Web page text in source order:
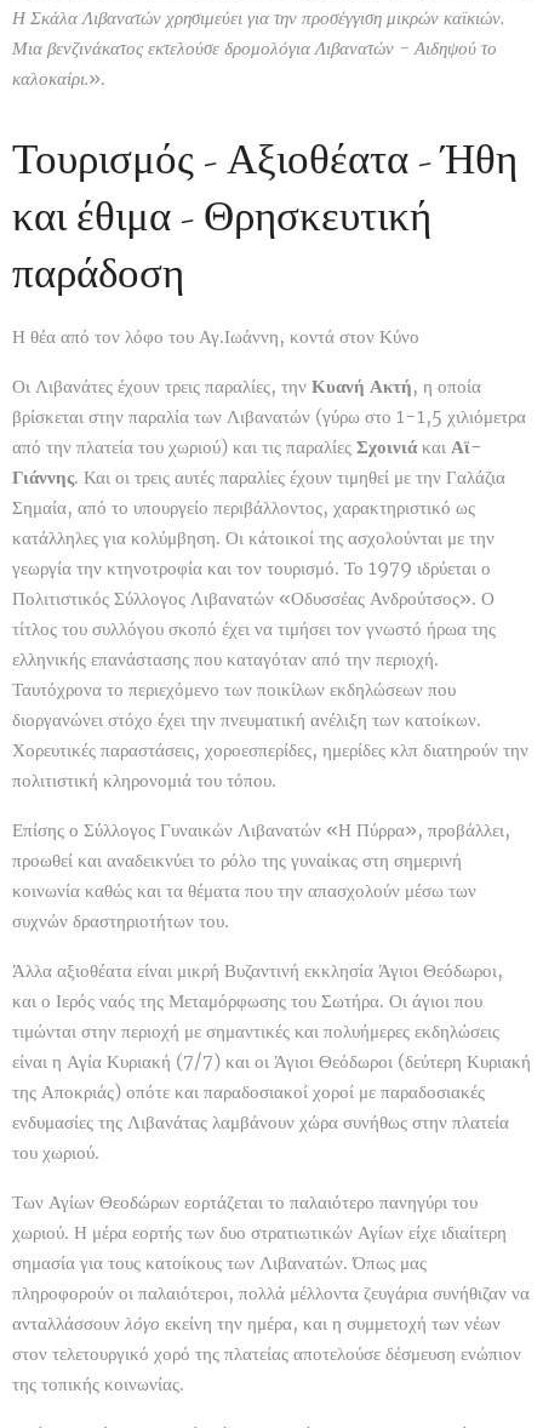
Η Σκάλα Λιβανατών χρησιμεύει για την προσέγγιση μικρών καϊκιών.
Μια βενζινάκατος εκτελούσε δρομολόγια Λιβανατών - Αιδηψού το
καλοκαίρι.».
Τουρισμός - Αξιοθέατα - Ήθη
και έθιμα - Θρησκευτική
παράδοση
Η θέα από τον λόφο του Αγ.Ιωάννη, κοντά στον Κύνο
Οι Λιβανάτες έχουν τρεις παραλίες, την Κυανή Ακτή, η οποία
βρίσκεται στην παραλία των Λιβανατών (γύρω στο 1-1,5 χιλιόμετρα
από την πλατεία του χωριού) και τις παραλίες Σχοινιά και Αϊ-
Γιάννης. Και οι τρεις αυτές παραλίες έχουν τιμηθεί με την Γαλάζια
Σημαία, από το υπουργείο περιβάλλοντος, χαρακτηριστικό ως
κατάλληλες για κολύμβηση. Οι κάτοικοί της ασχολούνται με την
γεωργία την κτηνοτροφία και τον τουρισμό. Το 1979 ιδρύεται ο
Πολιτιστικός Σύλλογος Λιβανατών «Οδυσσέας Ανδρούτσος». Ο
τίτλος του συλλόγου σκοπό έχει να τιμήσει τον γνωστό ήρωα της
ελληνικής επανάστασης που καταγόταν από την περιοχή.
Ταυτόχρονα το περιεχόμενο των ποικίλων εκδηλώσεων που
διοργανώνει στόχο έχει την πνευματική ανέλιξη των κατοίκων.
Χορευτικές παραστάσεις, χοροεσπερίδες, ημερίδες κλπ διατηρούν την
πολιτιστική κληρονομιά του τόπου.
Επίσης ο Σύλλογος Γυναικών Λιβανατών «Η Πύρρα», προβάλλει,
προωθεί και αναδεικνύει το ρόλο της γυναίκας στη σημερινή
κοινωνία καθώς και τα θέματα που την απασχολούν μέσω των
συχνών δραστηριοτήτων του.
Άλλα αξιοθέατα είναι μικρή Βυζαντινή εκκλησία Άγιοι Θεόδωροι,
και ο Ιερός ναός της Μεταμόρφωσης του Σωτήρα. Οι άγιοι που
τιμώνται στην περιοχή με σημαντικές και πολυήμερες εκδηλώσεις
είναι η Αγία Κυριακή (7/7) και οι Άγιοι Θεόδωροι (δεύτερη Κυριακή
της Αποκριάς) οπότε και παραδοσιακοί χοροί με παραδοσιακές
ενδυμασίες της Λιβανάτας λαμβάνουν χώρα συνήθως στην πλατεία
του χωριού.
Των Αγίων Θεοδώρων εορτάζεται το παλαιότερο πανηγύρι του
χωριού. Η μέρα εορτής των δυο στρατιωτικών Αγίων είχε ιδιαίτερη
σημασία για τους κατοίκους των Λιβανατών. Όπως μας
πληροφορούν οι παλαιότεροι, πολλά μέλλοντα ζευγάρια συνήθιζαν να
ανταλλάσσουν λόγο εκείνη την ημέρα, και η συμμετοχή των νέων
στον τελετουργικό χορό της πλατείας αποτελούσε δέσμευση ενώπιον
της τοπικής κοινωνίας.